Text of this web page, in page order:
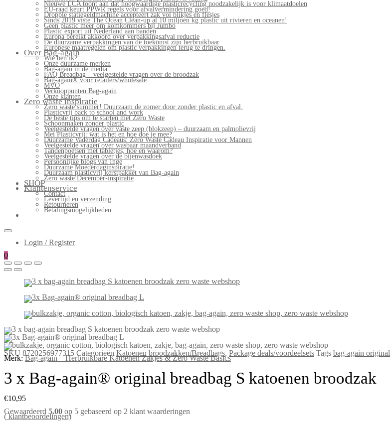
Nieuwe LCA toont aan dat hoogwaardige plasticrecycling noodzakelijk is voor klimaatdoelen
EU-raad keurt PPWR regels voor afvalvermindering goed!
Droppie statiegeldmachine accepteert zak vol blikjes en flesjes
Sinds 2019 viste The Ocean Clean-up al 10 miljoen kg plastic uit rivieren en oceanen!
Geen plastic meer om komkommers bij Jumbo
Plastic export uit Nederland aan banden
Europa bereikt akkoord over verpakkingsafval reductie
De duurzame verpakkingen van de toekomst zijn herbruikbaar
Europese maatregelen om plastic verpakkingen terug te dringen.
Over Bag-again
Wie ben ik?
Onze duurzame merken
Bag-again in de media
FAQ Breadbag – veelgestelde vragen over de broodzak
Bag-again® voor retailers/wholesale
MVO
Verkooppunten Bag-again
Onze klanten
Zero waste inspiratie
Zero waste summer! Duurzaam de zomer door zonder plastic en afval.
Plasticvrij back to school and work
De beste tips om te starten met Zero Waste
Schoonmaken zonder plastic
Veelgestelde vragen over vaste zeep (blokzeep) – duurzaam en palmolievrij
Mei Plasticvrij: wat is het en hoe doe je mee?
Duurzame Vaderdag Cadeaus: Zero Waste Cadeau Inspiratie voor Mannen
Veelgestelde vragen over wasbaar maandverband
Tandenpoetsen met tabletjes, hoe en waarom?
Veelgestelde vragen over de bijenwasdoek
Persoonlijke blogs van Inge
Duurzame Moederdaginspiratie!
Duurzaam plasticvrij kerstpakket van Bag-again
Zero waste December-inspiratie
SHOP
Klantenservice
Contact
Levertijd en verzending
Retourneren
Betalingsmogelijkheden
Login / Register
0
SKU 8720256977315 Categorieën Katoenen broodzakken/Breadbags, Package deals/voordeelsets Tags bag-again original
Merk:Bag-again – Herbruikbare Katoenen Zakjes & Zero Waste Basics
3 x Bag-again® original breadbag S katoenen broodzak
€10,95
Gewaardeerd 5.00 op 5 gebaseerd op 2 klant waarderingen
(klantbeoordelingen)